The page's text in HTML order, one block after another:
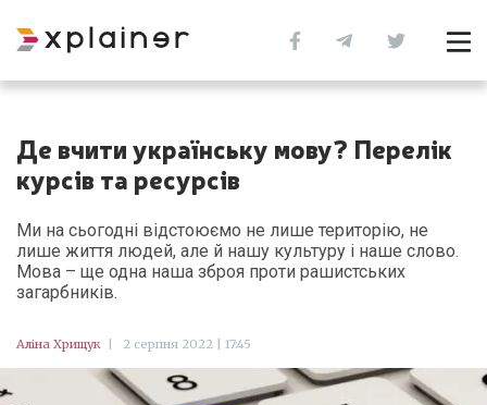
Де вчити українську мову? Перелік
курсів та ресурсів
Ми на сьогодні відстоюємо не лише територію, не
лише життя людей, але й нашу культуру і наше слово.
Мова – ще одна наша зброя проти рашистських
загарбників.
Аліна Хрищук 2 серпня 2022 | 17:45